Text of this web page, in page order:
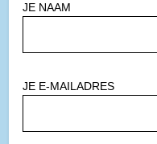
JE NAAM
JE E-MAILADRES